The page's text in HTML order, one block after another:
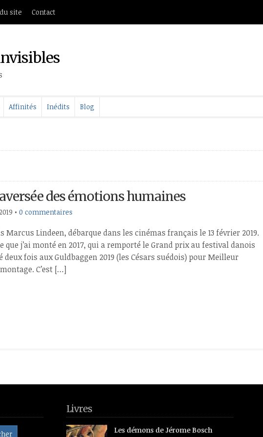
site Contact
Affinités Inédits Blog
des émotions humaines
• 0 commentaires
Marcus Lindeen, débarque dans les cinémas français le 13 février 2019.
que j’ai monté en 2017, qui a remporté le Grand prix au festival danois
deux fois aux Guldbaggen 2019 (les Césars suédois) pour Meilleur
C’est […]
Livres
Les démons de Jérome Bosch